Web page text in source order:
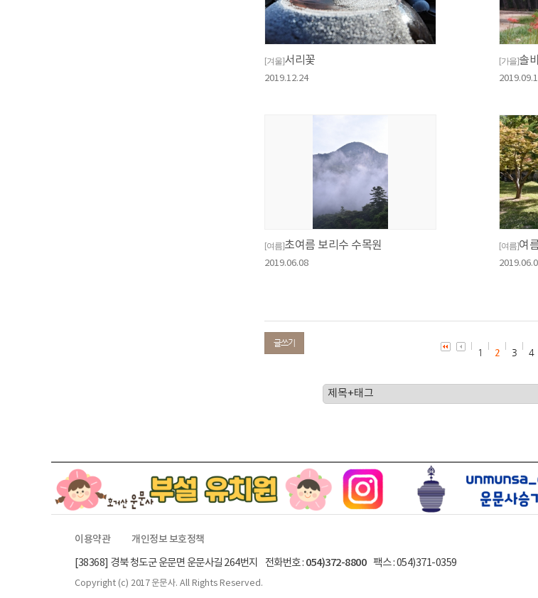
[겨울]서리꽃
2019.12.24
[가을]솔
[여름]초여름 보리수 수목원
2019.06.08
[여름]여
글쓰기
1 2 3 4
이용약관
개인정보 보호정책
[38368] 경북 청도군 운문면 운문사길 264번지 전화번호 : 054)372-8800팩스 : 054)371-0359
Copyright (c) 2017 운문사. All Rights Reserved.